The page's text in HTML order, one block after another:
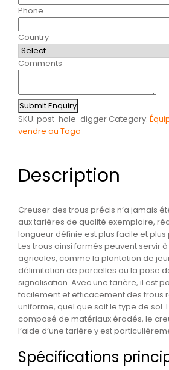
Phone
Country
Comments
Submit Enquiry
SKU: post-hole-digger Category:
vendre au Togo
Description
Creuser des trous précis n’a jamais
aux tarières de qualité exemplaire,
longueur définie est plus facile et
Les trous ainsi formés peuvent servir
agricoles, comme la plantation de
délimitation de parcelles ou la pose
signalisation. Avec une tarière, il est
facilement et efficacement des trous
uniforme, quel que soit le type de sol.
composé de matériaux érodés, le
l’aide d’une tarière y est
Spécifications